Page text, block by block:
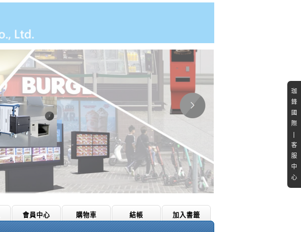
珈
鋒
國
際
客
服
中
心
會員中心 購物車 結帳 加入書籤